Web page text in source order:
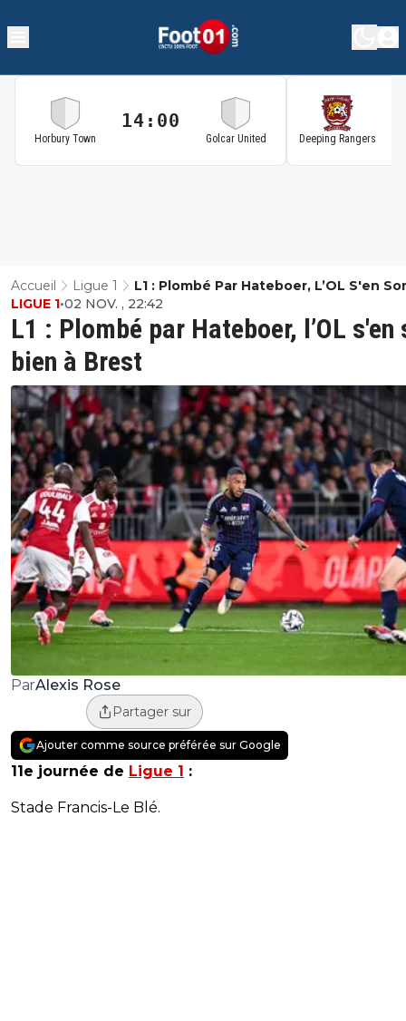
Horbury Town
14:00
Golcar United Deeping Rangers
Accueil Ligue 1
L1 : Plombé Par Hateboer, L’OL S'en
Bien À Brest
L1 : Plombé par Hateboer, l’OL
bien à Brest
LIGUE 1•02 NOV. , 22:42
ParAlexis Rose
Partager sur
Ajouter comme source préférée sur Google
11e journée de Ligue 1 :
Stade Francis-Le Blé.